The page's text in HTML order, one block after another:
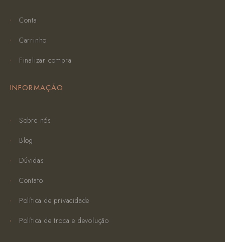
Conta
Carrinho
Finalizar compra
INFORMAÇÃO
Sobre nós
Blog
Dúvidas
Contato
Política de privacidade
Política de troca e devolução